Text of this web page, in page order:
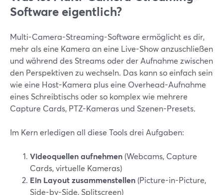
Software eigentlich?
Multi-Camera-Streaming-Software ermöglicht es dir,
mehr als eine Kamera an eine Live-Show anzuschließen
und während des Streams oder der Aufnahme zwischen
den Perspektiven zu wechseln. Das kann so einfach sein
wie eine Host-Kamera plus eine Overhead-Aufnahme
eines Schreibtischs oder so komplex wie mehrere
Capture Cards, PTZ-Kameras und Szenen-Presets.
Im Kern erledigen all diese Tools drei Aufgaben:
Videoquellen aufnehmen (Webcams, Capture
Cards, virtuelle Kameras)
Ein Layout zusammenstellen (Picture-in-Picture,
Side-by-Side, Splitscreen)